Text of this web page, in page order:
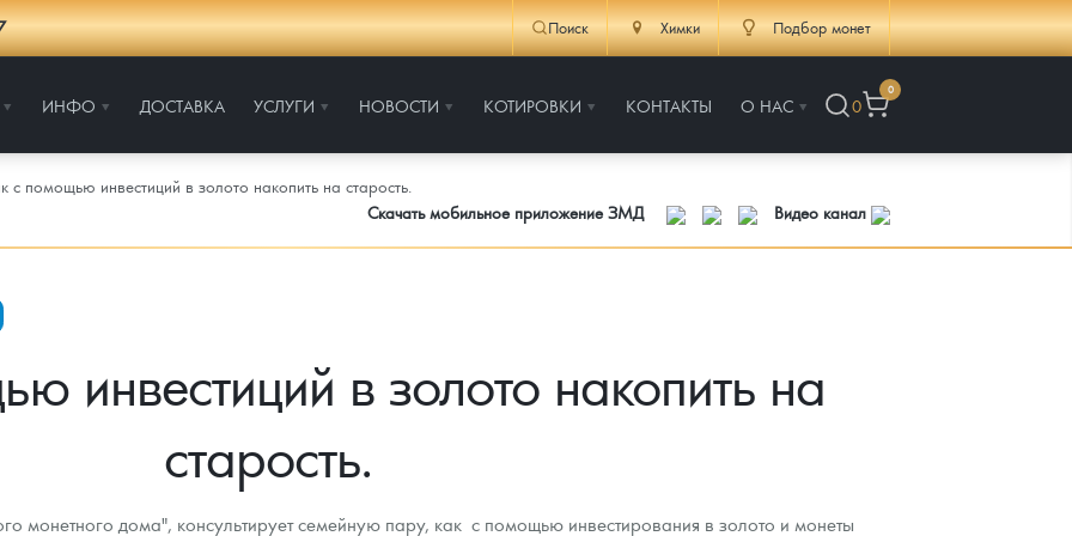
Поиск Химки Подбор монет
ИНФО ДОСТАВКА УСЛУГИ НОВОСТИ КОТИРОВКИ КОНТАКТЫ О НАС 0
0
с помощью инвестиций в золото накопить на старость.
Скачать мобильное приложение ЗМД
Видео канал
инвестиций в золото накопить на
старость.
монетного дома", консультирует семейную пару, как с помощью инвестирования в золото и монеты